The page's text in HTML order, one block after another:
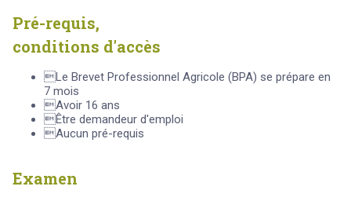
Pré-requis,
conditions d'accès
Le Brevet Professionnel Agricole (BPA) se prépare en
7 mois
Avoir 16 ans
Être demandeur d'emploi
Aucun pré-requis
Examen